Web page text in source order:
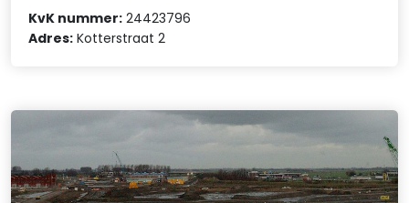
KvK nummer: 24423796
Adres: Kotterstraat 2